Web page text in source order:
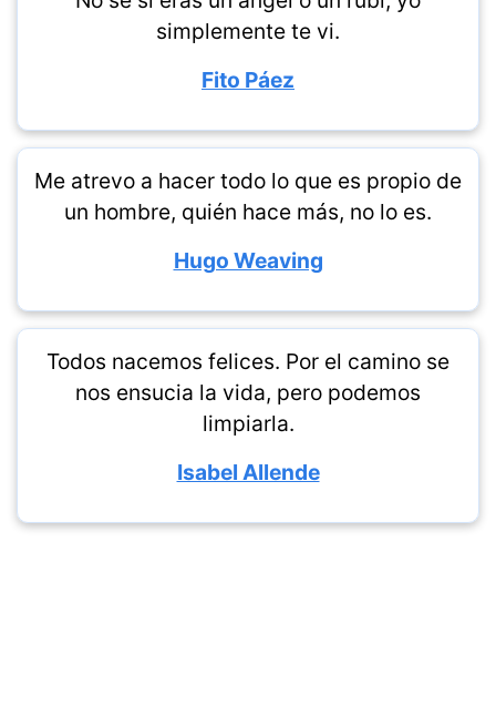
simplemente te vi.
Fito Páez
Me atrevo a hacer todo lo que es propio de
un hombre, quién hace más, no lo es.
Hugo Weaving
Todos nacemos felices. Por el camino se
nos ensucia la vida, pero podemos
limpiarla.
Isabel Allende